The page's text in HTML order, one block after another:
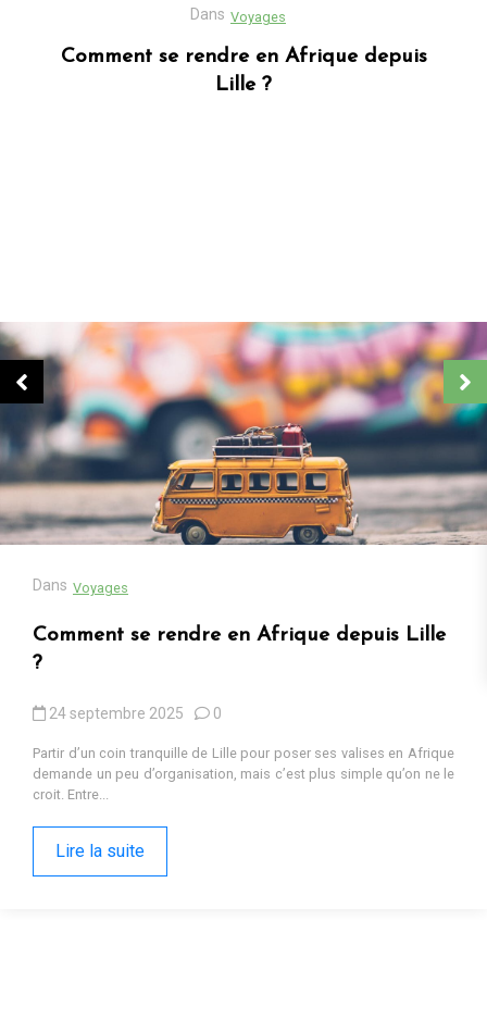
Dans Business
Découvrez Donafesta : La Référence pour
vos cadeaux personnalisés
Dans Blog africain
Quels sont les cadeaux les plus populaires
en Afrique ?
13 octobre 2025 0
Cadeaux populaires en Afrique en 2025 : tendances, contextes et
Lire la suite